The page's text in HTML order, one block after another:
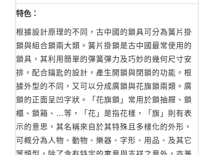
特色：
根據設計原理的不同，古中國的鎖具可分為簧片掛
鎖與組合鎖兩大類。簧片掛鎖是古中國最常使用的
鎖具，其利用簡單的彈簧彈力及巧妙的幾何尺寸安
排，配合鑰匙的設計，產生開鎖與閉鎖的功能。根
據外型的不同，又可以分成廣鎖與花旗鎖兩類。廣
鎖的正面呈凹字狀。「花旗鎖」常用於鎖抽屜、鎖
櫃、鎖箱、…等，「花」是指花樣，「旗」則有表
示的意思，其名稱來自於其特殊且多樣化的外形，
可概分為人物、動物、樂器、字形、用品、及其它